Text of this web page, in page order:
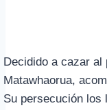
Decidido a cazar al
Matawhaorua,
Su persecución los